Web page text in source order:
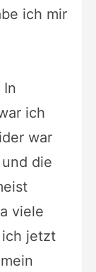
ich mir
In
ich
war
die
viele
ich jetzt
mein